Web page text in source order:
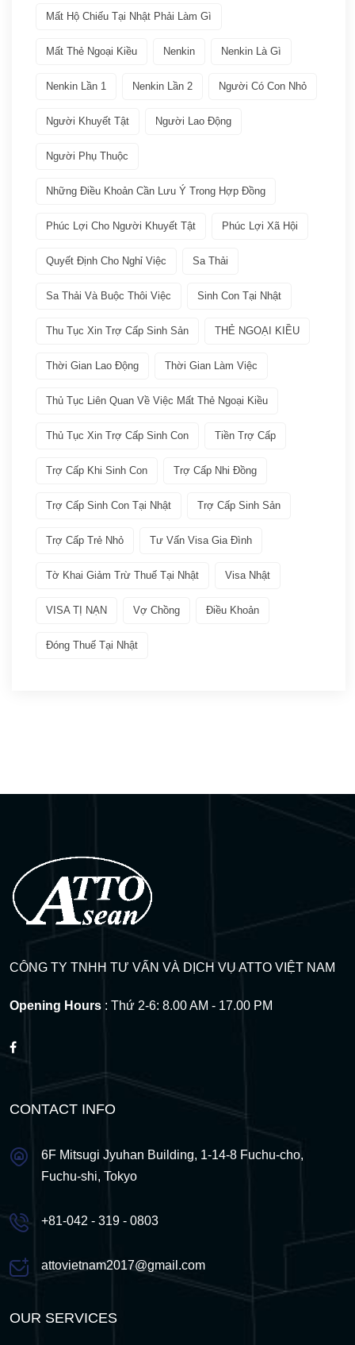
Bảo hiểm(2)
Các ngành nghề quay lại Tokutei Gino(1)
Nenkin (3)
Phúc lợi xã hội(2)
Các loại visa Nhật
Dịch vụ VISA ATTO(36)
Đoàn tụ gia đình(6)
Làm việc tai Nhật(12)
Lưu trú ngắn hạn(2)
Mất Hộ Chiếu Tại Nhật Phải Làm Gì
Mất Thẻ Ngoại Kiều Nenkin Nenkin Là Gì
Nenkin Lần 1 Nenkin Lần 2 Người Có Con Nhỏ
Người Khuyết Tật Người Lao Động
Người Phụ Thuộc
Những Điều Khoản Cần Lưu Ý Trong Hợp Đồng
Phúc Lợi Cho Người Khuyết Tật Phúc Lợi Xã Hội
Quyết Định Cho Nghỉ Việc Sa Thải
Sa Thải Và Buộc Thôi Việc Sinh Con Tại Nhật
Thu Tục Xin Trợ Cấp Sinh Sản THẺ NGOẠI KIỀU
Thời Gian Lao Động Thời Gian Làm Việc
Thủ Tục Liên Quan Về Việc Mất Thẻ Ngoại Kiều
Thủ Tục Xin Trợ Cấp Sinh Con Tiền Trợ Cấp
Trợ Cấp Khi Sinh Con Trợ Cấp Nhi Đồng
Trợ Cấp Sinh Con Tại Nhật Trợ Cấp Sinh Sản
Trợ Cấp Trẻ Nhỏ Tư Vấn Visa Gia Đình
Tờ Khai Giảm Trừ Thuế Tại Nhật Visa Nhật
VISA TỊ NẠN Vợ Chồng Điều Khoản
Đóng Thuế Tại Nhật
CÔNG TY TNHH TƯ VẤN VÀ DỊCH VỤ ATTO VIỆT NAM
Opening Hours : Thứ 2-6: 8.00 AM - 17.00 PM
CONTACT INFO
6F Mitsugi Jyuhan Building, 1-14-8 Fuchu-cho,
Fuchu-shi, Tokyo
+81-042 - 319 - 0803
attovietnam2017@gmail.com
OUR SERVICES